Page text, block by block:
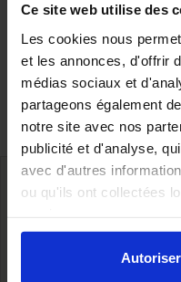
Ce site web utilise des
Les cookies nous
et les annonces, d'offrir
médias sociaux et
partageons également
notre site avec nos
publicité et d'analyse,
avec d'autres
ou qu'ils ont collectées